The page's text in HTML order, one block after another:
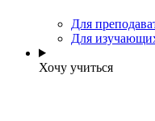
Для
Для
Хочу учиться